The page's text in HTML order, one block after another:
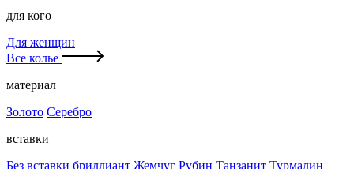
для кого
Для женщин
Все колье
материал
Золото Серебро
вставки
Без вставки бриллиант Жемчуг Рубин Танзанит Турмалин